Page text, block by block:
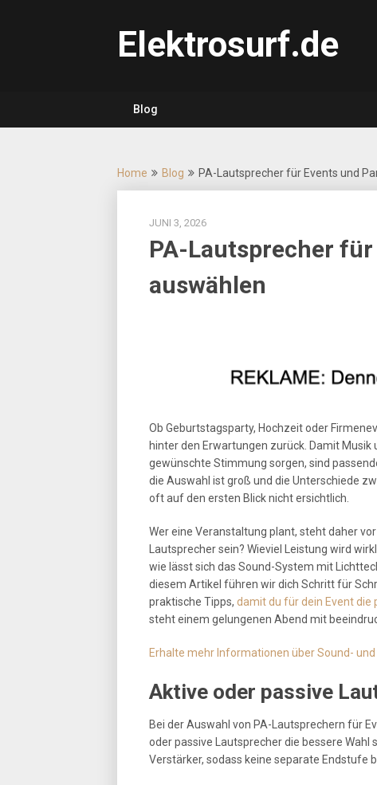
Elektrosurf.de
Blog
Home Blog PA-Lautsprecher für Events und
JUNI 3, 2026
PA-Lautsprecher
auswählen
Ob Geburtstagsparty, Hochzeit oder
hinter den Erwartungen zurück. Damit
gewünschte Stimmung sorgen, sind
die Auswahl ist groß und die Unterschiede
oft auf den ersten Blick nicht ersichtlich.
Wer eine Veranstaltung plant, steht daher
Lautsprecher sein? Wieviel Leistung wird
wie lässt sich das Sound-System mit
diesem Artikel führen wir dich Schritt für
praktische Tipps, damit du für dein Event die
steht einem gelungenen Abend mit
Erhalte mehr Informationen über Sound-
Aktive oder passive
Bei der Auswahl von PA-Lautsprechern für
oder passive Lautsprecher die bessere
Verstärker, sodass keine separate Endstufe